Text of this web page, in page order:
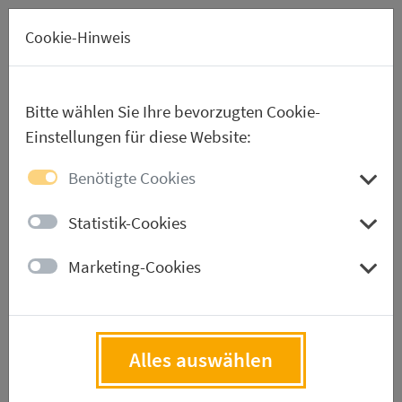
Cookie-Hinweis
Bitte wählen Sie Ihre bevorzugten Cookie-
Einstellungen für diese Website:
Benötigte Cookies
Statistik-Cookies
Marketing-Cookies
Alles auswählen
Aussteller werden